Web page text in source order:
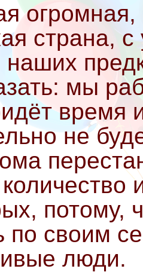
страна,
мы
время
не
потому,
по своим
люди.